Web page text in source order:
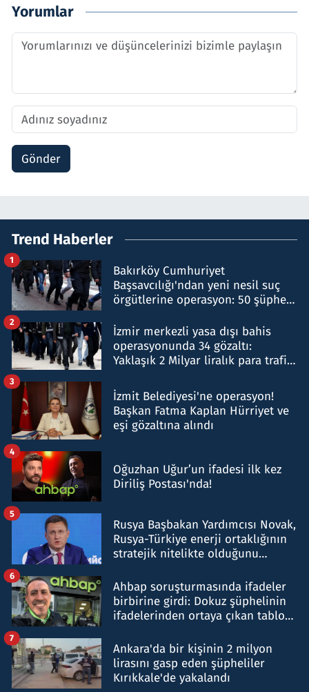
Yorumlar
Gönder
Trend Haberler
Bakırköy Cumhuriyet
Başsavcılığı'ndan yeni nesil suç
örgütlerine operasyon: 50 şüpheli
1
İzmir merkezli yasa dışı bahis
operasyonunda 34 gözaltı:
Yaklaşık 2 Milyar liralık para trafiği
2
İzmit Belediyesi'ne operasyon!
Başkan Fatma Kaplan Hürriyet ve
eşi gözaltına alındı
3
Oğuzhan Uğur’un ifadesi ilk kez
Diriliş Postası'nda!
4
Rusya Başbakan Yardımcısı Novak,
Rusya-Türkiye enerji ortaklığının
stratejik nitelikte olduğunu
5
Ahbap soruşturmasında ifadeler
birbirine girdi: Dokuz şüphelinin
ifadelerinden ortaya çıkan tablo
6
Ankara'da bir kişinin 2 milyon
lirasını gasp eden şüpheliler
Kırıkkale'de yakalandı
7